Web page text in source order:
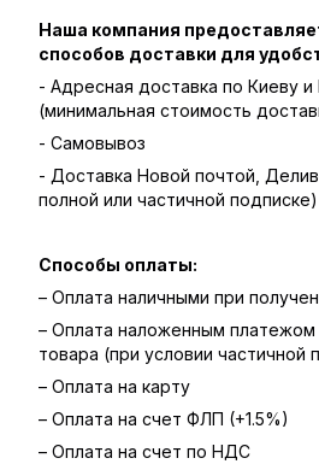
Наша компания
способов доставки для
- Адресная доставка по Киеву и
(минимальная стоимость
- Самовывоз
- Доставка Новой почтой,
полной или частичной подписке)
Способы оплаты:
– Оплата наличными при
– Оплата наложенным платежом
товара (при условии частичной
– Оплата на карту
– Оплата на счет ФЛП (+1.5%)
– Оплата на счет по НДС